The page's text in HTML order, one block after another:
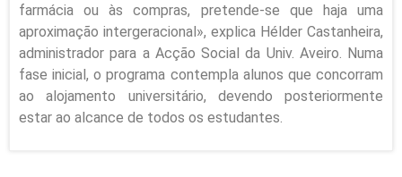
farmácia ou às compras, pretende-se que haja uma
aproximação intergeracional», explica Hélder Castanheira,
administrador para a Acção Social da Univ. Aveiro. Numa
fase inicial, o programa contempla alunos que concorram
ao alojamento universitário, devendo posteriormente
estar ao alcance de todos os estudantes.